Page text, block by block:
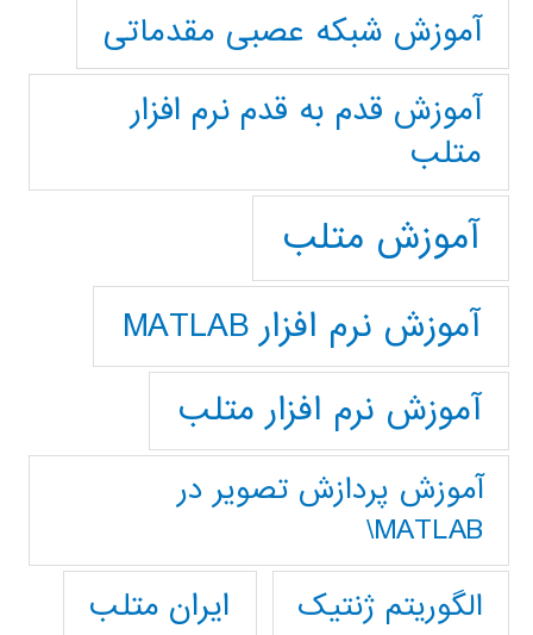
آموزش شبکه عصبی مقدماتی
آموزش قدم به قدم نرم افزار
متلب
آموزش متلب
آموزش نرم افزار MATLAB
آموزش نرم افزار متلب
آموزش پردازش تصوير در
MATLAB\
الگوریتم ژنتیک
ایران متلب